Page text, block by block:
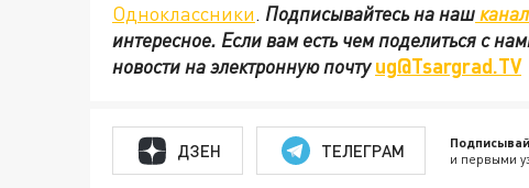
Одноклассники. Подписывайтесь на наш
интересное. Если вам есть чем поделиться с
новости на электронную почтуug@Tsargrad.TV
ДЗЕН ТЕЛЕГРАМ и первыми